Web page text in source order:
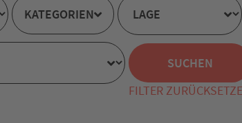
KATEGORIEN
FILTER